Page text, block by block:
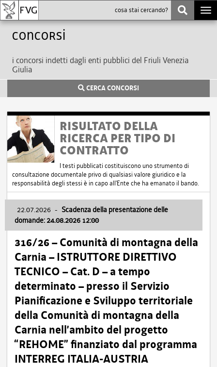
Concorsi
i concorsi indetti dagli enti pubblici del Friuli Venezia
Giulia
CERCA CONCORSI
RISULTATO DELLA
RICERCA PER TIPO DI
CONTRATTO
I testi pubblicati costituiscono uno strumento di
consultazione documentale privo di qualsiasi valore giuridico e la
responsabilità degli stessi è in capo all'Ente che ha emanato il bando.
22.07.2026 - Scadenza della presentazione delle
domande: 24.08.2026 12:00
316/26 – Comunità di montagna della
Carnia – ISTRUTTORE DIRETTIVO
TECNICO – Cat. D – a tempo
determinato – presso il Servizio
Pianificazione e Sviluppo territoriale
della Comunità di montagna della
Carnia nell’ambito del progetto
“REHOME” finanziato dal programma
INTERREG ITALIA-AUSTRIA